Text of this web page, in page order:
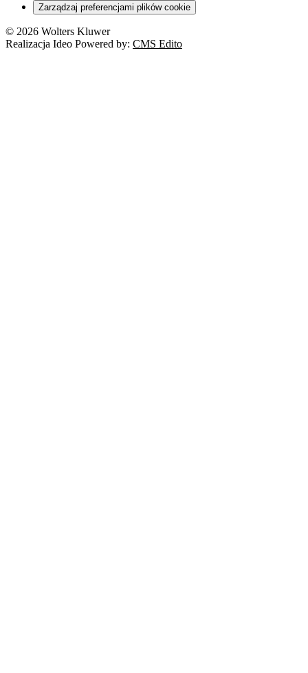
Zarządzaj preferencjami plików cookie
© 2026 Wolters Kluwer
Realizacja Ideo Powered by: CMS Edito